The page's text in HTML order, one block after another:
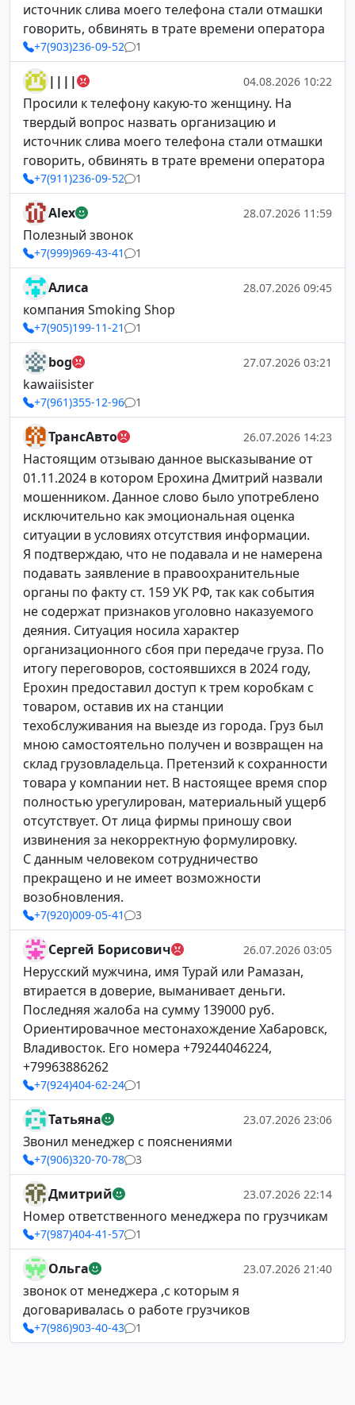
источник слива моего телефона стали отмашки
говорить, обвинять в трате времени оператора
+7(903)236-09-52 1
|||| 04.08.2026 10:22
Просили к телефону какую-то женщину. На
твердый вопрос назвать организацию и
источник слива моего телефона стали отмашки
говорить, обвинять в трате времени оператора
+7(911)236-09-52 1
Alex 28.07.2026 11:59
Полезный звонок
+7(999)969-43-41 1
Алиса 28.07.2026 09:45
компания Smoking Shop
+7(905)199-11-21 1
bog 27.07.2026 03:21
kawaiisister
+7(961)355-12-96 1
ТрансАвто 26.07.2026 14:23
Настоящим отзываю данное высказывание от
01.11.2024 в котором Ерохина Дмитрий назвали
мошенником. Данное слово было употреблено
исключительно как эмоциональная оценка
ситуации в условиях отсутствия информации.
Я подтверждаю, что не подавала и не намерена
подавать заявление в правоохранительные
органы по факту ст. 159 УК РФ, так как события
не содержат признаков уголовно наказуемого
деяния. Ситуация носила характер
организационного сбоя при передаче груза. По
итогу переговоров, состоявшихся в 2024 году,
Ерохин предоставил доступ к трем коробкам с
товаром, оставив их на станции
техобслуживания на выезде из города. Груз был
мною самостоятельно получен и возвращен на
склад грузовладельца. Претензий к сохранности
товара у компании нет. В настоящее время спор
полностью урегулирован, материальный ущерб
отсутствует. От лица фирмы приношу свои
извинения за некорректную формулировку.
С данным человеком сотрудничество
прекращено и не имеет возможности
возобновления.
+7(920)009-05-41 3
Сергей Борисович 26.07.2026 03:05
Нерусский мужчина, имя Турай или Рамазан,
втирается в доверие, выманивает деньги.
Последняя жалоба на сумму 139000 руб.
Ориентировачное местонахождение Хабаровск,
Владивосток. Его номера +79244046224,
+79963886262
+7(924)404-62-24 1
Татьяна 23.07.2026 23:06
Звонил менеджер с пояснениями
+7(906)320-70-78 3
Дмитрий 23.07.2026 22:14
Номер ответственного менеджера по грузчикам
+7(987)404-41-57 1
Ольга 23.07.2026 21:40
звонок от менеджера ,с которым я
договаривалась о работе грузчиков
+7(986)903-40-43 1